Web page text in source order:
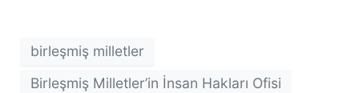
birleşmiş milletler
Birleşmiş Milletler’in İnsan Hakları Ofisi